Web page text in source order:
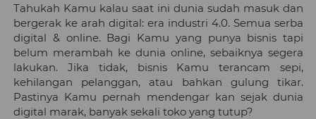
Tahukah Kamu kalau saat ini dunia sudah masuk dan
bergerak ke arah digital: era industri 4.0. Semua serba
digital & online. Bagi Kamu yang punya bisnis tapi
belum merambah ke dunia online, sebaiknya segera
lakukan. Jika tidak, bisnis Kamu terancam sepi,
kehilangan pelanggan, atau bahkan gulung tikar.
Pastinya Kamu pernah mendengar kan sejak dunia
digital marak, banyak sekali toko yang tutup?